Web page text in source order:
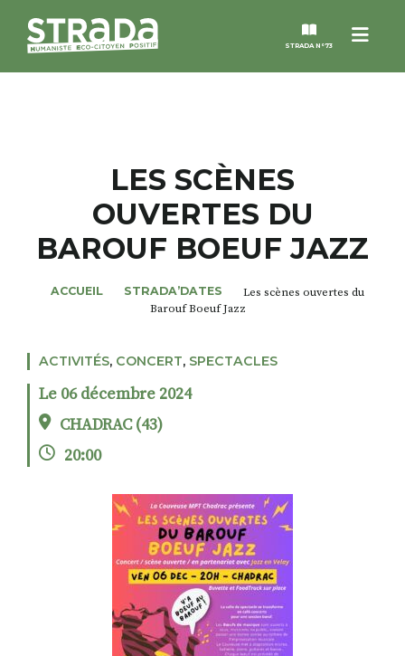
Menu
STRADA N°73
MAGAZINES
NOS THÈMES
ROSÉE DE MAI
S'INSCRIRE À LA NEWSLETTER
FACEBOOKINSTAGRAM
LINKEDINYOUTUBE
LES SCÈNES
OUVERTES DU
BAROUF BOEUF JAZZ
ACCUEIL STRADA’DATES
Les scènes ouvertes du
Barouf Boeuf Jazz
ACTIVITÉS, CONCERT, SPECTACLES
Le 06 décembre 2024
CHADRAC (43)
20:00